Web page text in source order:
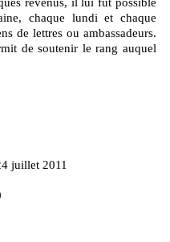
chaque lundi et chaque
de lettres ou ambassadeurs.
de soutenir le rang auquel
juillet 2011